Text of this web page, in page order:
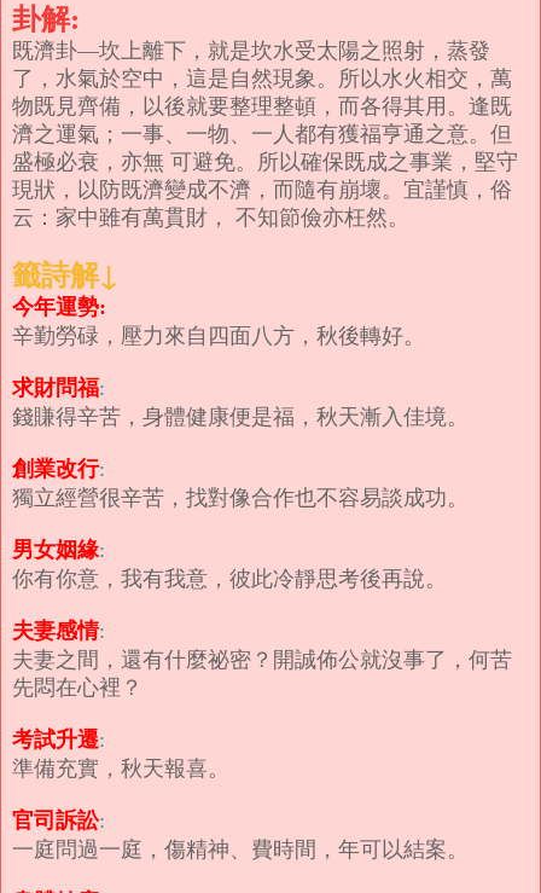
卦解:
既濟卦—坎上離下，就是坎水受太陽之照射，蒸發
了，水氣於空中，這是自然現象。所以水火相交，萬
物既見齊備，以後就要整理整頓，而各得其用。逢既
濟之運氣；一事、一物、一人都有獲福亨通之意。但
盛極必衰，亦無 可避免。所以確保既成之事業，堅守
現狀，以防既濟變成不濟，而隨有崩壞。宜謹慎，俗
云：家中雖有萬貫財， 不知節儉亦枉然。
籤詩解↓
今年運勢:
辛勤勞碌，壓力來自四面八方，秋後轉好。
求財問福:
錢賺得辛苦，身體健康便是福，秋天漸入佳境。
創業改行:
獨立經營很辛苦，找對像合作也不容易談成功。
男女姻緣:
你有你意，我有我意，彼此冷靜思考後再說。
夫妻感情:
夫妻之間，還有什麼祕密？開誠佈公就沒事了，何苦
先悶在心裡？
考試升遷:
準備充實，秋天報喜。
官司訴訟:
一庭問過一庭，傷精神、費時間，年可以結案。